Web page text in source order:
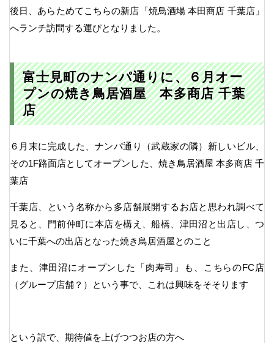
後日、あらためてこちらの新店「焼鳥酒場 本田商店 千葉店」
へランチ訪問する運びとなりました。
富士見町のナンパ通りに、６月オー
プンの焼き鳥居酒屋 本多商店 千葉
店
６月末に完成した、ナンパ通り（武蔵家の隣）新しいビル、
その1F路面店としてオープンした、焼き鳥居酒屋 本多商店 千
葉店
千葉店、という名称から多店舗展開するお店と思われ調べて
見ると、門前仲町に本店を構え、船橋、津田沼と出店し、つ
いに千葉への出店となった焼き鳥居酒屋とのこと
また、津田沼にオープンした「肉寿司」も、こちらのFC店
（グループ店舗？）という事で、これは興味をそそります
という訳で、期待値を上げつつお店の方へ